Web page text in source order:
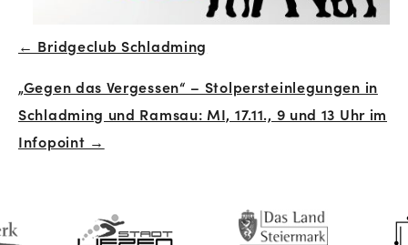
Beitrags-
Navigation
← Bridgeclub Schladming
„Gegen das Vergessen“ – Stolpersteinlegungen in
Schladming und Ramsau: MI, 17.11., 9 und 13 Uhr im
Infopoint →